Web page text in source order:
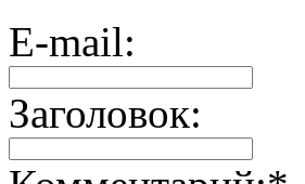
E-mail:
Заголовок: